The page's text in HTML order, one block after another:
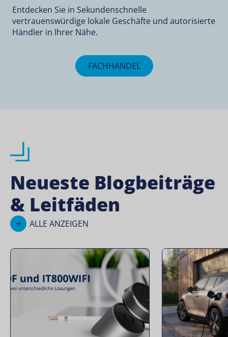
Entdecken Sie in Sekundenschnelle
vertrauenswürdige lokale Geschäfte und autorisierte
Händler in Ihrer Nähe.
FACHHANDEL
Neueste Blogbeiträge
& Leitfäden
ALLE ANZEIGEN